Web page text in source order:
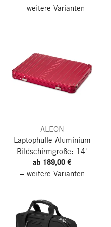
+ weitere Varianten
ALEON
Laptophülle Aluminium
Bildschirmgröße: 14"
ab 189,00 €
+ weitere Varianten